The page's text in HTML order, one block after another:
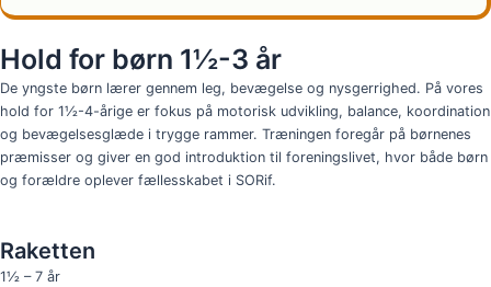
Hold for børn 1½-3 år
De yngste børn lærer gennem leg, bevægelse og nysgerrighed. På vores
hold for 1½-4-årige er fokus på motorisk udvikling, balance, koordination
og bevægelsesglæde i trygge rammer. Træningen foregår på børnenes
præmisser og giver en god introduktion til foreningslivet, hvor både børn
og forældre oplever fællesskabet i SORif.
Raketten
1½ – 7 år